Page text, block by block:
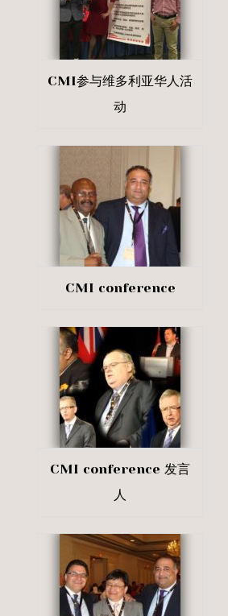
CMI参与维多利亚华人活
动
CMI conference
CMI conference 发言
人